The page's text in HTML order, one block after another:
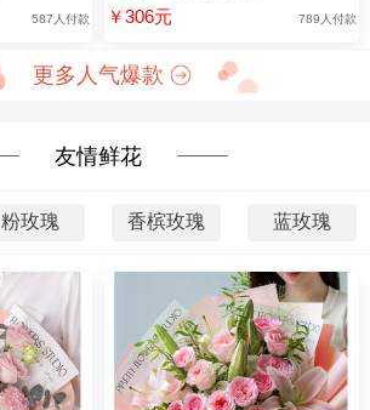
587人付款 ￥306元 789人付款
更多人气爆款
友情鲜花
粉玫瑰 香槟玫瑰 蓝玫瑰